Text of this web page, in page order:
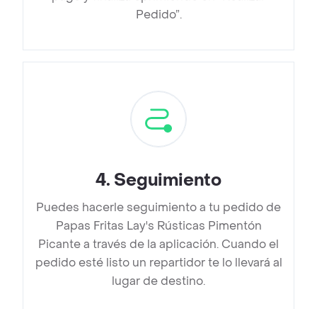
Pedido”.
4. Seguimiento
Puedes hacerle seguimiento a tu pedido de
Papas Fritas Lay's Rústicas Pimentón
Picante a través de la aplicación. Cuando el
pedido esté listo un repartidor te lo llevará al
lugar de destino.